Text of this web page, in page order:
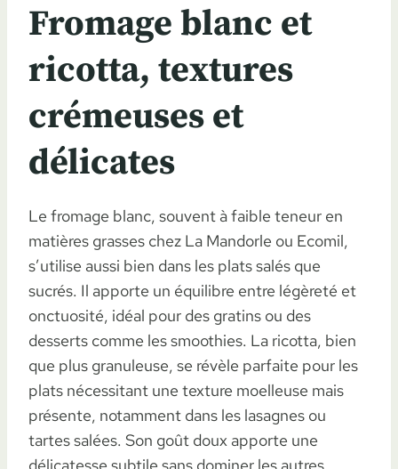
Fromage blanc et
ricotta, textures
crémeuses et
délicates
Le fromage blanc, souvent à faible teneur en
matières grasses chez La Mandorle ou Ecomil,
s’utilise aussi bien dans les plats salés que
sucrés. Il apporte un équilibre entre légèreté et
onctuosité, idéal pour des gratins ou des
desserts comme les smoothies. La ricotta, bien
que plus granuleuse, se révèle parfaite pour les
plats nécessitant une texture moelleuse mais
présente, notamment dans les lasagnes ou
tartes salées. Son goût doux apporte une
délicatesse subtile sans dominer les autres